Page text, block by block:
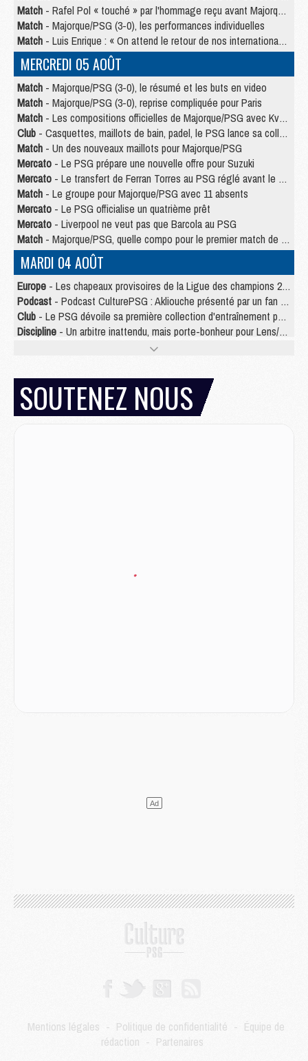
Match - Rafel Pol « touché » par l'hommage reçu avant Majorque/PSG
Match - Majorque/PSG (3-0), les performances individuelles
Match - Luis Enrique : « On attend le retour de nos internationaux »
MERCREDI 05 AOÛT
Match - Majorque/PSG (3-0), le résumé et les buts en video
Match - Majorque/PSG (3-0), reprise compliquée pour Paris
Match - Les compositions officielles de Majorque/PSG avec Kvara et de nombreux jeunes
Club - Casquettes, maillots de bain, padel, le PSG lance sa collection été
Match - Un des nouveaux maillots pour Majorque/PSG
Mercato - Le PSG prépare une nouvelle offre pour Suzuki
Mercato - Le transfert de Ferran Torres au PSG réglé avant le 12 août ?
Match - Le groupe pour Majorque/PSG avec 11 absents
Mercato - Le PSG officialise un quatrième prêt
Mercato - Liverpool ne veut pas que Barcola au PSG
Match - Majorque/PSG, quelle compo pour le premier match de la saison 2026/27 ?
MARDI 04 AOÛT
Europe - Les chapeaux provisoires de la Ligue des champions 2026/27
Podcast - Podcast CulturePSG : Akliouche présenté par un fan de Monaco
Club - Le PSG dévoile sa première collection d'entraînement pour 2026/2027
Discipline - Un arbitre inattendu, mais porte-bonheur pour Lens/PSG
- Majorque/PSG, sur quelle chaine et à quelle heure regarder le match ?
Mercato- Le tableau mercato du PSG (été 2026)
Mercato- L'Ajax refuse la première offre du PSG pour Godts
Mercato- Le PSG veut accélérer, Ferran Torres temporise
- Gros coup dur pour Aston Villa avant de croiser le PSG
- Le transfert de Mika Godts au PSG en bonne voie
Club- [MAJ] Ndjantou et deux jeunes du PSG annoncés dans un tournoi U21
Mercato- L'étonnante piste Suzuki confirmée et onéreuse
- Ancelotti fait le ménage au Brésil mais veut garder Marquinhos
- Le PSG plutôt que la FIFA pour Al-Khelaïfi, poussé par l'UEFA ?
Club - Déguisements, shopping, double scouting, Luis Campos dévoile ses méthodes
Mercato- Kroupi retiré du mercato
- Enfin une avancée dans le transfert d'Akliouche
SOUTENEZ NOUS
Mentions légales - Politique de confidentialité - Équipe de
rédaction - Partenaires